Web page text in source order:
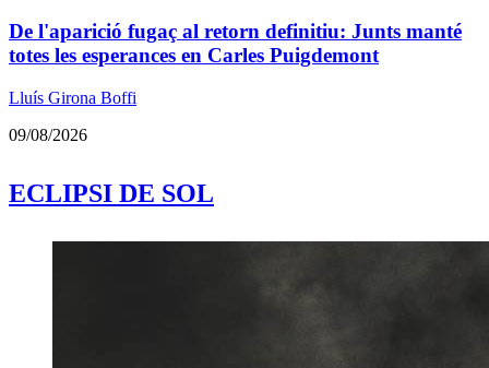
De l'aparició fugaç al retorn definitiu: Junts manté
totes les esperances en Carles Puigdemont
Lluís Girona Boffi
09/08/2026
ECLIPSI DE SOL